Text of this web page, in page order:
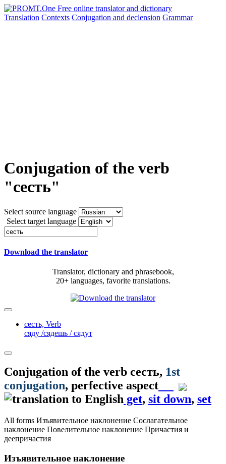
Translation Contexts Conjugation and declension Grammar
Conjugation of the verb
"сесть"
Select source language
Select target language
Download the translator
Translator, dictionary and phrasebook,
20+ languages, favorite translations.
сесть, Verb
сяду /сядешь / сядут
Conjugation of the verb сесть, 1st
conjugation, perfective aspect
get, sit down, set
All forms Изъявительное наклонение Сослагательное
наклонение Повелительное наклонение Причастия и
деепричастия
Изъявительное наклонение